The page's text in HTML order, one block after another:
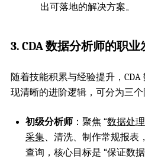
出可落地的解决方案。
3. CDA 数据分析师的职
随着技能积累与经验提升，
现清晰的进阶逻辑，可分为三个
初级分析师 ：聚焦 “数据处理
采集、清洗、制作常规报表
查询，核心目标是 “保证数